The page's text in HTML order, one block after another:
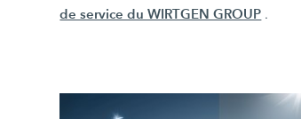
de service du WIRTGEN GROUP .